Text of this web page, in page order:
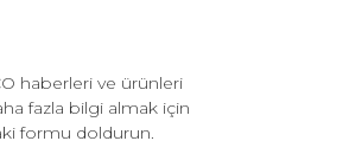
haberleri ve ürünleri
fazla bilgi almak için
formu doldurun.